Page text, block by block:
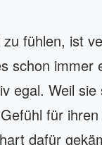
fühlen, ist
schon immer
egal. Weil
für
dafür